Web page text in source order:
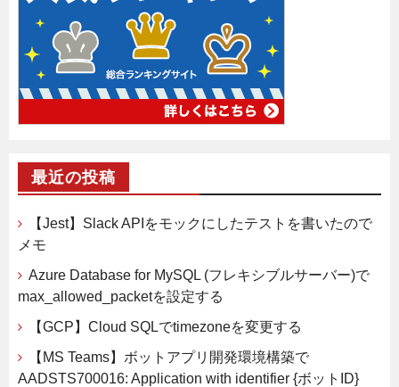
最近の投稿
【Jest】Slack APIをモックにしたテストを書いたので
メモ
Azure Database for MySQL (フレキシブルサーバー)で
max_allowed_packetを設定する
【GCP】Cloud SQLでtimezoneを変更する
【MS Teams】ボットアプリ開発環境構築で
AADSTS700016: Application with identifier {ボットID}